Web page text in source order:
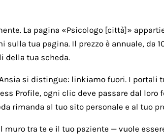
La pagina «Psicologo [città]»
sulla tua pagina. Il prezzo è annuale, da
della tua scheda.
si distingue: linkiamo fuori. I
Profile, ogni clic deve passare dal
rimanda al tuo sito personale e al tuo
muro tra te e il tuo paziente — vuole